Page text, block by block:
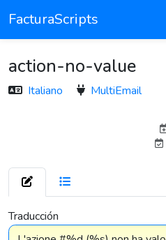
FacturaScripts
action-no-value
Italiano MultiEmail
Traducción